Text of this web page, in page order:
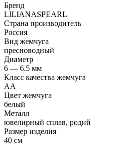
Бренд
LILIANASPEARL
Страна производитель
Россия
Вид жемчуга
пресноводный
Диаметр
6 — 6.5 мм
Класс качества жемчуга
АА
Цвет жемчуга
белый
Металл
ювелирный сплав, родий
Размер изделия
40 см